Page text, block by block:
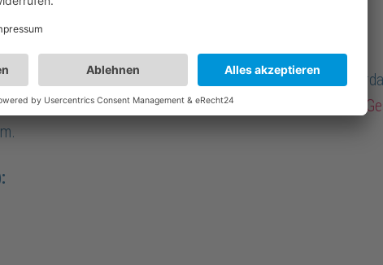
auf Vertrauen,Nachhaltigkeit und Zusammenhalt.
in dem man sich gerne einbringt.
Unsere